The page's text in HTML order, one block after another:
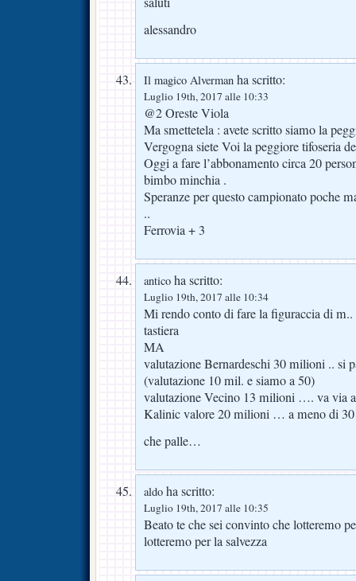
alessandro
Il magico Alverman ha scritto:
Luglio 19th, 2017 alle 10:33
@2 Oreste Viola
Ma smettetela : avete scritto siamo la
Vergogna siete Voi la peggiore tifoseria
Oggi a fare l’abbonamento circa 20
bimbo minchia .
Speranze per questo campionato poche
..
Ferrovia + 3
antico ha scritto:
Luglio 19th, 2017 alle 10:34
Mi rendo conto di fare la figuraccia di m..
tastiera
MA
valutazione Bernardeschi 30 milioni .. si
(valutazione 10 mil. e siamo a 50)
valutazione Vecino 13 milioni …. va via
Kalinic valore 20 milioni … a meno di 30
che palle…
aldo ha scritto:
Luglio 19th, 2017 alle 10:35
Beato te che sei convinto che lotteremo
lotteremo per la salvezza